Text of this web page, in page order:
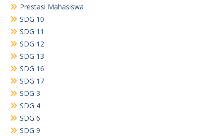
Prestasi Mahasiswa
SDG 10
SDG 11
SDG 12
SDG 13
SDG 16
SDG 17
SDG 3
SDG 4
SDG 6
SDG 9